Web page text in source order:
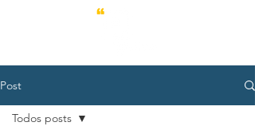
Post
Todos posts